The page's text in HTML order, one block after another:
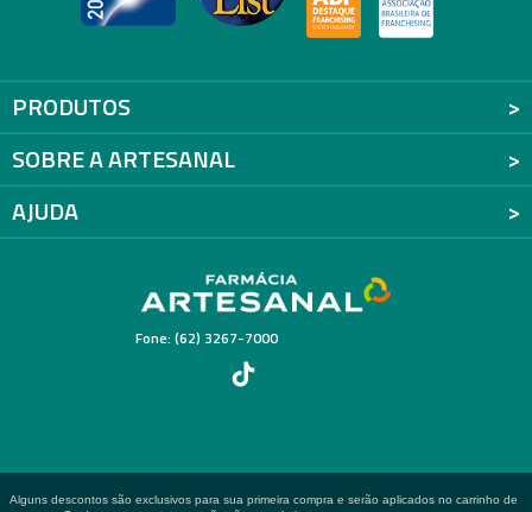
PRODUTOS
SOBRE A ARTESANAL
AJUDA
Fone: (62) 3267-7000
Alguns descontos são exclusivos para sua primeira compra e serão aplicados no carrinho de